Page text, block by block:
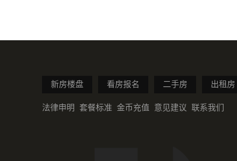
新房楼盘 看房报名 二手房 出租房
法律申明 套餐标准 金币充值 意见建议 联系我们